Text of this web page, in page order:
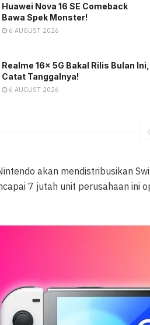
Huawei Nova 16 SE Comeback
Bawa Spek Monster!
6 AUGUST 2026
Realme 16x 5G Bakal Rilis Bulan Ini,
Catat Tanggalnya!
6 AUGUST 2026
akan mendistribusikan
7 jutah unit perusahaan ini